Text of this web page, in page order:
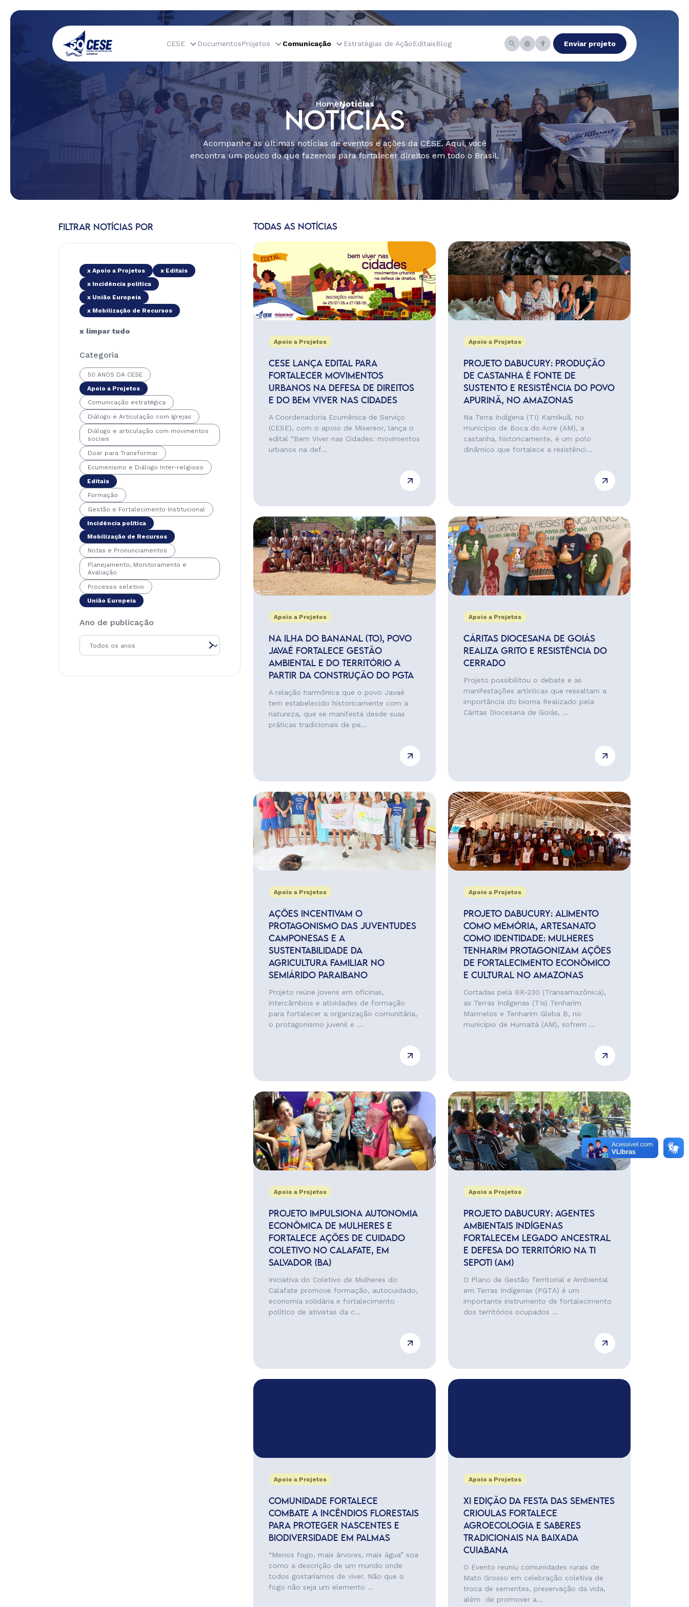
CESE DocumentosProjetos Comunicação Estratégias de AçãoEditaisBlog Enviar projeto
HomeNotícias
NOTÍCIAS
Acompanhe as últimas notícias de eventos e ações da CESE. Aqui, você
encontra um pouco do que fazemos para fortalecer direitos em todo o Brasil.
FILTRAR NOTÍCIAS POR
x Apoio a Projetos
x Editais
x Incidência política
x União Europeia
x Mobilização de Recursos
x limpar tudo
Categoria
50 ANOS DA CESE
Apoio a Projetos
Comunicação estratégica
Diálogo e Articulação com Igrejas
Diálogo e articulação com movimentos
sociais
Doar para Transformar
Ecumenismo e Diálogo Inter-religioso
Editais
Formação
Gestão e Fortalecimento Institucional
Incidência política
Mobilização de Recursos
Notas e Pronunciamentos
Planejamento, Monitoramento e
Avaliação
Processo seletivo
União Europeia
Ano de publicação
TODAS AS NOTÍCIAS
Apoio a Projetos
CESE LANÇA EDITAL PARA
FORTALECER MOVIMENTOS
URBANOS NA DEFESA DE DIREITOS
E DO BEM VIVER NAS CIDADES
A Coordenadoria Ecumênica de Serviço
(CESE), com o apoio de Misereor, lança o
edital “Bem Viver nas Cidades: movimentos
urbanos na def...
Apoio a Projetos
PROJETO DABUCURY: PRODUÇÃO
DE CASTANHA É FONTE DE
SUSTENTO E RESISTÊNCIA DO POVO
APURINÃ, NO AMAZONAS
Na Terra Indígena (TI) Kamikuã, no
município de Boca do Acre (AM), a
castanha, historicamente, é um polo
dinâmico que fortalece a resistênci...
Apoio a Projetos
NA ILHA DO BANANAL (TO), POVO
JAVAÉ FORTALECE GESTÃO
AMBIENTAL E DO TERRITÓRIO A
PARTIR DA CONSTRUÇÃO DO PGTA
A relação harmônica que o povo Javaé
tem estabelecido historicamente com a
natureza, que se manifesta desde suas
práticas tradicionais de pe...
Apoio a Projetos
CÁRITAS DIOCESANA DE GOIÁS
REALIZA GRITO E RESISTÊNCIA DO
CERRADO
Projeto possibilitou o debate e as
manifestações artísticas que ressaltam a
importância do bioma Realizado pela
Cáritas Diocesana de Goiás, ...
Apoio a Projetos
AÇÕES INCENTIVAM O
PROTAGONISMO DAS JUVENTUDES
CAMPONESAS E A
SUSTENTABILIDADE DA
AGRICULTURA FAMILIAR NO
SEMIÁRIDO PARAIBANO
Projeto reúne jovens em oficinas,
intercâmbios e atividades de formação
para fortalecer a organização comunitária,
o protagonismo juvenil e ...
Apoio a Projetos
PROJETO DABUCURY: ALIMENTO
COMO MEMÓRIA, ARTESANATO
COMO IDENTIDADE: MULHERES
TENHARIM PROTAGONIZAM AÇÕES
DE FORTALECIMENTO ECONÔMICO
E CULTURAL NO AMAZONAS
Cortadas pela BR-230 (Transamazônica),
as Terras Indígenas (TIs) Tenharim
Marmelos e Tenharim Gleba B, no
município de Humaitá (AM), sofrem ...
Apoio a Projetos
PROJETO IMPULSIONA AUTONOMIA
ECONÔMICA DE MULHERES E
FORTALECE AÇÕES DE CUIDADO
COLETIVO NO CALAFATE, EM
SALVADOR (BA)
Iniciativa do Coletivo de Mulheres do
Calafate promove formação, autocuidado,
economia solidária e fortalecimento
político de ativistas da c...
Apoio a Projetos
PROJETO DABUCURY: AGENTES
AMBIENTAIS INDÍGENAS
FORTALECEM LEGADO ANCESTRAL
E DEFESA DO TERRITÓRIO NA TI
SEPOTI (AM)
O Plano de Gestão Territorial e Ambiental
em Terras Indígenas (PGTA) é um
importante instrumento de fortalecimento
dos territórios ocupados ...
Apoio a Projetos
COMUNIDADE FORTALECE
COMBATE A INCÊNDIOS FLORESTAIS
PARA PROTEGER NASCENTES E
BIODIVERSIDADE EM PALMAS
“Menos fogo, mais árvores, mais água” soa
como a descrição de um mundo onde
todos gostaríamos de viver. Não que o
fogo não seja um elemento ...
Apoio a Projetos
XI EDIÇÃO DA FESTA DAS SEMENTES
CRIOULAS FORTALECE
AGROECOLOGIA E SABERES
TRADICIONAIS NA BAIXADA
CUIABANA
O Evento reuniu comunidades rurais de
Mato Grosso em celebração coletiva de
troca de sementes, preservação da vida,
além de promover a...